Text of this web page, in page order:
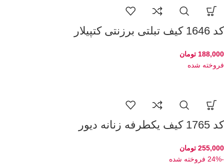
کد 1646 کیف تبلتی برزنتی کتپیلار
188,000 تومان
فروخته شده
کد 1765 کیف یکطرفه زنانه دیور
255,000 تومان
-24%
فروخته شده